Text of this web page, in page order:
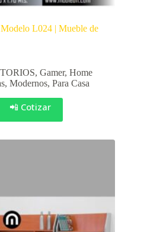
L024 | Mueble de
, Gamer, Home
, Modernos, Para Casa
📲 Cotizar